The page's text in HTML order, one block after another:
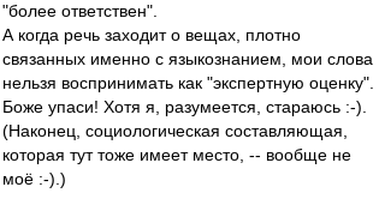
"более ответствен".
А когда речь заходит о вещах, плотно
связанных именно с языкознанием, мои слова
нельзя воспринимать как "экспертную оценку".
Боже упаси! Хотя я, разумеется, стараюсь :-).
(Наконец, социологическая составляющая,
которая тут тоже имеет место, -- вообще не
моё :-).)